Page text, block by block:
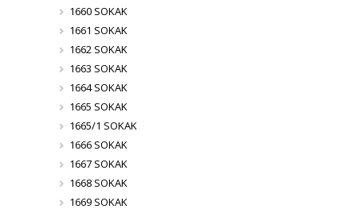
1660 SOKAK
1661 SOKAK
1662 SOKAK
1663 SOKAK
1664 SOKAK
1665 SOKAK
1665/1 SOKAK
1666 SOKAK
1667 SOKAK
1668 SOKAK
1669 SOKAK